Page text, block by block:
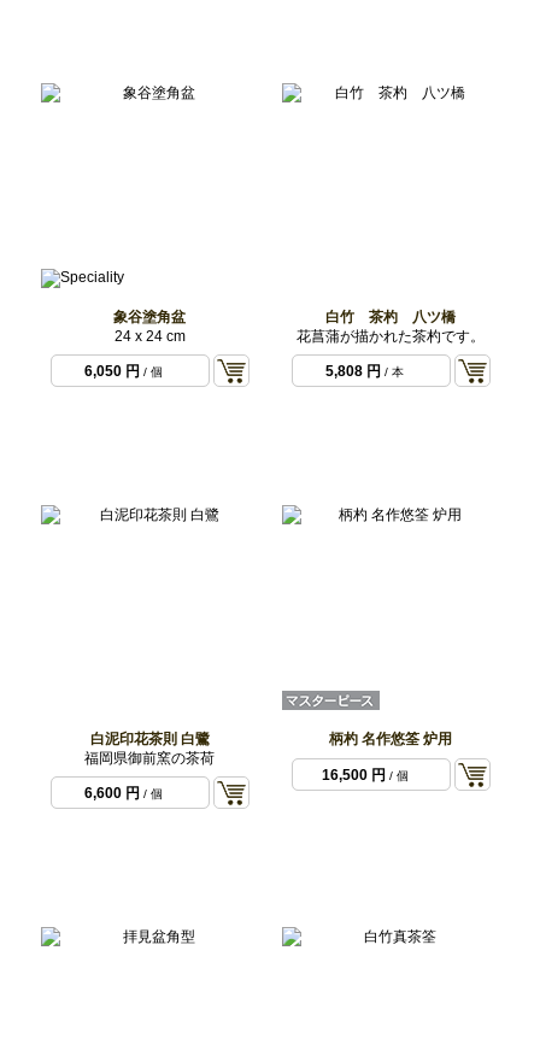
象谷塗角盆
24 x 24 cm
6,050 円 / 個
白竹 茶杓 八ツ橋
花菖蒲が描かれた茶杓です。
5,808 円 / 本
白泥印花茶則 白鷺
福岡県御前窯の茶荷
6,600 円 / 個
柄杓 名作悠筌 炉用
16,500 円 / 個